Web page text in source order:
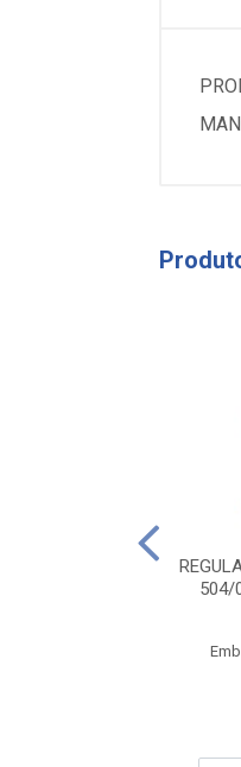
GAS ALIANCA
504/